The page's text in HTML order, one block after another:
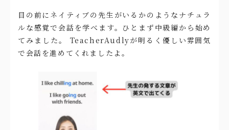
目の前にネイティブの先生がいるかのようなナチュラ
ルな感覚で会話を学べます。ひとまず中級編から始め
てみました。 TeacherAudlyが明るく優しい雰囲気
で会話を進めてくれましたよ。